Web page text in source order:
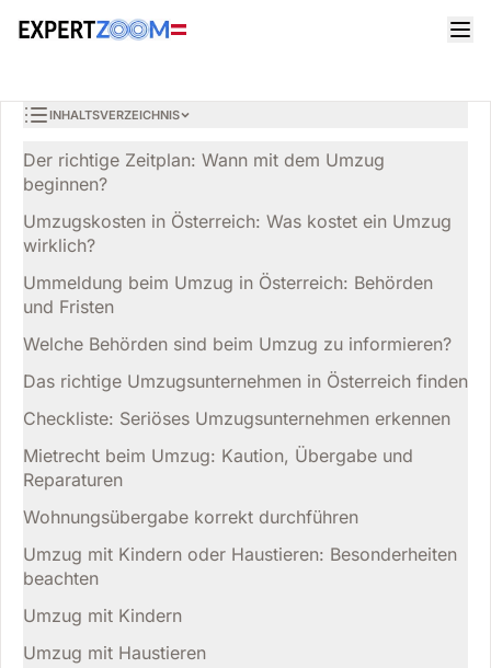
Allgemein
Umzug in Österreich: Der komplette Leitfaden für einen
Lukas Gruber
14 Min. Lesezeit
INHALTSVERZEICHNIS
Der richtige Zeitplan: Wann mit dem Umzug
beginnen?
Umzugskosten in Österreich: Was kostet ein Umzug
wirklich?
Ummeldung beim Umzug in Österreich: Behörden
und Fristen
Welche Behörden sind beim Umzug zu informieren?
Das richtige Umzugsunternehmen in Österreich finden
Checkliste: Seriöses Umzugsunternehmen erkennen
Mietrecht beim Umzug: Kaution, Übergabe und
Reparaturen
Wohnungsübergabe korrekt durchführen
Umzug mit Kindern oder Haustieren: Besonderheiten
beachten
Umzug mit Kindern
Umzug mit Haustieren